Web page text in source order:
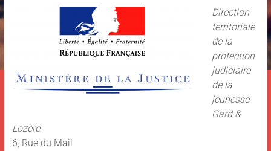
Direction
territoriale
de la
protection
judiciaire
de la
jeunesse
Gard &
Lozère
6, Rue du Mail